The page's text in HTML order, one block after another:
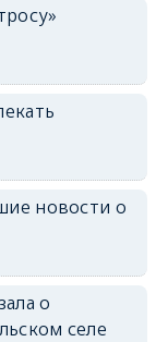
новости о
о
селе